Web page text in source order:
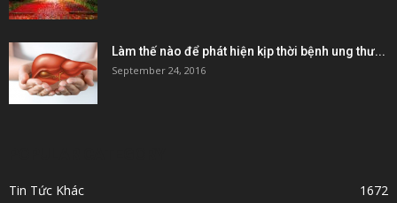
Làm thế nào để phát hiện kịp thời bệnh ung thư...
September 24, 2016
Tin Tức Khác
1672